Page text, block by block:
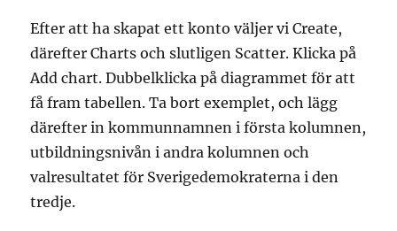
Efter att ha skapat ett konto väljer vi Create,
därefter Charts och slutligen Scatter. Klicka på
Add chart. Dubbelklicka på diagrammet för att
få fram tabellen. Ta bort exemplet, och lägg
därefter in kommunnamnen i första kolumnen,
utbildningsnivån i andra kolumnen och
valresultatet för Sverigedemokraterna i den
tredje.